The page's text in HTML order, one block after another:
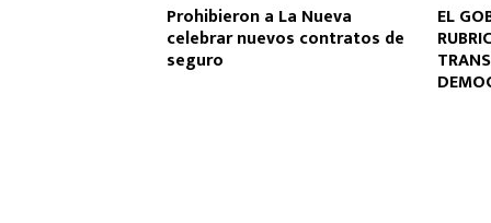
Prohibieron a La Nueva
celebrar nuevos contratos de
seguro
EL